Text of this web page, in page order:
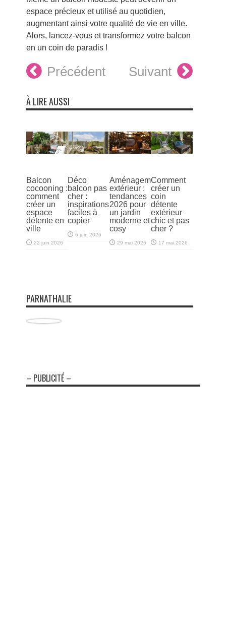
espace précieux et utilisé au quotidien,
augmentant ainsi votre qualité de vie en ville.
Alors, lancez-vous et transformez votre balcon
en un coin de paradis !
Précédent Suivant
À LIRE AUSSI
Balcon
cocooning :
comment
créer un
espace
détente en
ville
22 juin 2026
Déco
balcon pas
cher :
inspirations
faciles à
copier
6 juin 2026
Aménagement
extérieur :
tendances
2026 pour
un jardin
moderne et
cosy
29 mai 2026
Comment
créer un
coin
détente
extérieur
chic et pas
cher ?
17 mai 2026
PARNATHALIE
– PUBLICITÉ –